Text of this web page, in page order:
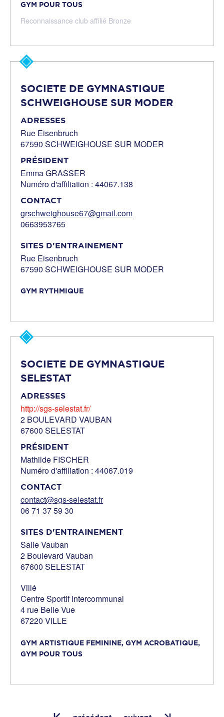
GYM POUR TOUS
Reconnaissance club affilié Bronze
SOCIETE DE GYMNASTIQUE
SCHWEIGHOUSE SUR MODER
ADRESSES
Rue Eisenbruch
67590 SCHWEIGHOUSE SUR MODER
PRÉSIDENT
Emma GRASSER
Numéro d'affiliation : 44067.138
CONTACT
grschweighouse67@gmail.com
0663953765
SITES D'ENTRAINEMENT
Rue Eisenbruch
67590 SCHWEIGHOUSE SUR MODER
GYM RYTHMIQUE
SOCIETE DE GYMNASTIQUE
SELESTAT
ADRESSES
http://sgs-selestat.fr/
2 BOULEVARD VAUBAN
67600 SELESTAT
PRÉSIDENT
Mathilde FISCHER
Numéro d'affiliation : 44067.019
CONTACT
contact@sgs-selestat.fr
06 71 37 59 30
SITES D'ENTRAINEMENT
Salle Vauban
2 Boulevard Vauban
67600 SELESTAT
Villé
Centre Sportif Intercommunal
4 rue Belle Vue
67220 VILLE
GYM ARTISTIQUE FEMININE, GYM ACROBATIQUE,
GYM POUR TOUS